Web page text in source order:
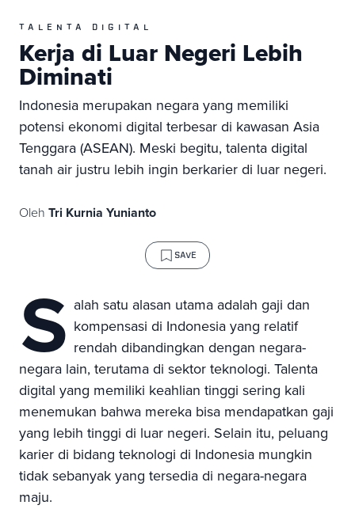
TALENTA DIGITAL
Kerja di Luar Negeri Lebih
Diminati
Indonesia merupakan negara yang memiliki
potensi ekonomi digital terbesar di kawasan Asia
Tenggara (ASEAN). Meski begitu, talenta digital
tanah air justru lebih ingin berkarier di luar negeri.
Oleh Tri Kurnia Yunianto
SAVE
S alah satu alasan utama adalah gaji dan
kompensasi di Indonesia yang relatif
rendah dibandingkan dengan negara-
negara lain, terutama di sektor teknologi. Talenta
digital yang memiliki keahlian tinggi sering kali
menemukan bahwa mereka bisa mendapatkan gaji
yang lebih tinggi di luar negeri. Selain itu, peluang
karier di bidang teknologi di Indonesia mungkin
tidak sebanyak yang tersedia di negara-negara
maju.